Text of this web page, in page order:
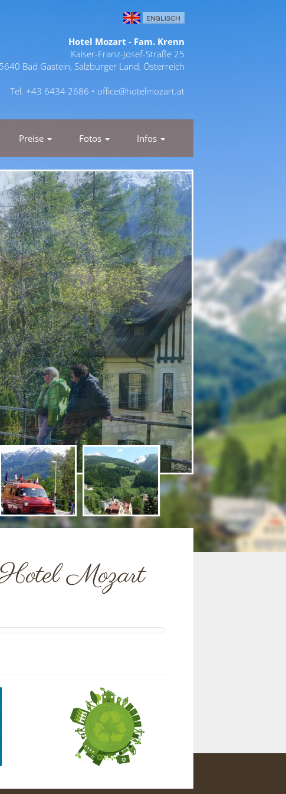
Hotel Mozart - Fam. Krenn
Kaiser-Franz-Josef-Straße 25
5640 Bad Gastein, Salzburger Land, Österreich
Tel. +43 6434 2686 • office@hotelmozart.at
Preise Fotos Infos
Mozart